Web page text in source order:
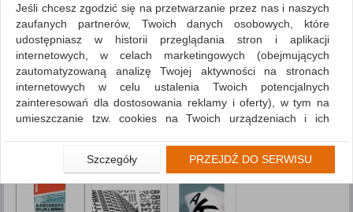
Jeśli chcesz zgodzić się na przetwarzanie przez nas i naszych
zaufanych partnerów, Twoich danych osobowych, które
udostępniasz w historii przeglądania stron i aplikacji
internetowych, w celach marketingowych (obejmujących
zautomatyzowaną analizę Twojej aktywności na stronach
internetowych w celu ustalenia Twoich potencjalnych
zainteresowań dla dostosowania reklamy i oferty), w tym na
umieszczanie tzw. cookies na Twoich urządzeniach i ich
Jeśli nie chcesz wyrazić zgody lub ograniczyć jej zakres, kliknij
„Szczegóły”, gdzie znajdziesz wszelkie informacje o tym jak to
zrobić . Te same informacje znajdziesz także na podstronie z
naszą polityką prywatności obowiązującą od 25 maja 2018.
Szczegóły PRZEJDŹ DO SERWISU